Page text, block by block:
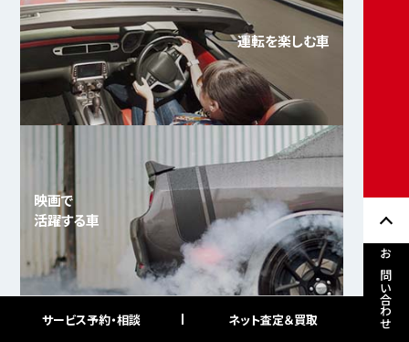
お問い合わせ
運転を楽しむ車
映画で
活躍する車
サービス予約・相談 ネット査定＆買取